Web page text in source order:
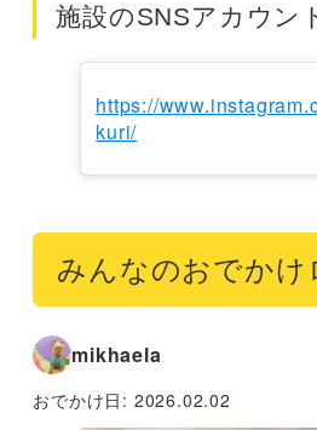
施設のSNSアカウン
https://
kuri/
みんなのおでかけ
mikhaela
おでかけ日: 2026.02.02